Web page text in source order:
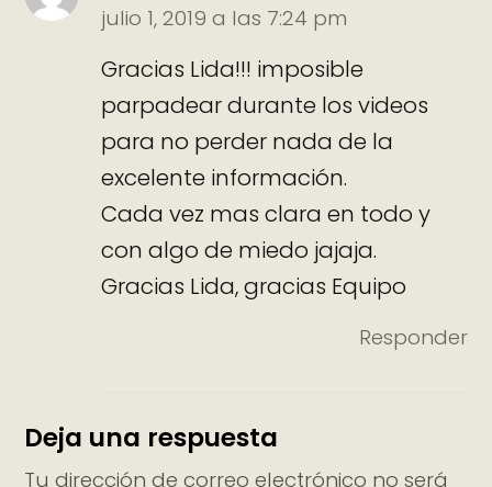
julio 1, 2019 a las 7:24 pm
Gracias Lida!!! imposible
parpadear durante los videos
para no perder nada de la
excelente información.
Cada vez mas clara en todo y
con algo de miedo jajaja.
Gracias Lida, gracias Equipo
Responder
Deja una respuesta
Tu dirección de correo electrónico no será